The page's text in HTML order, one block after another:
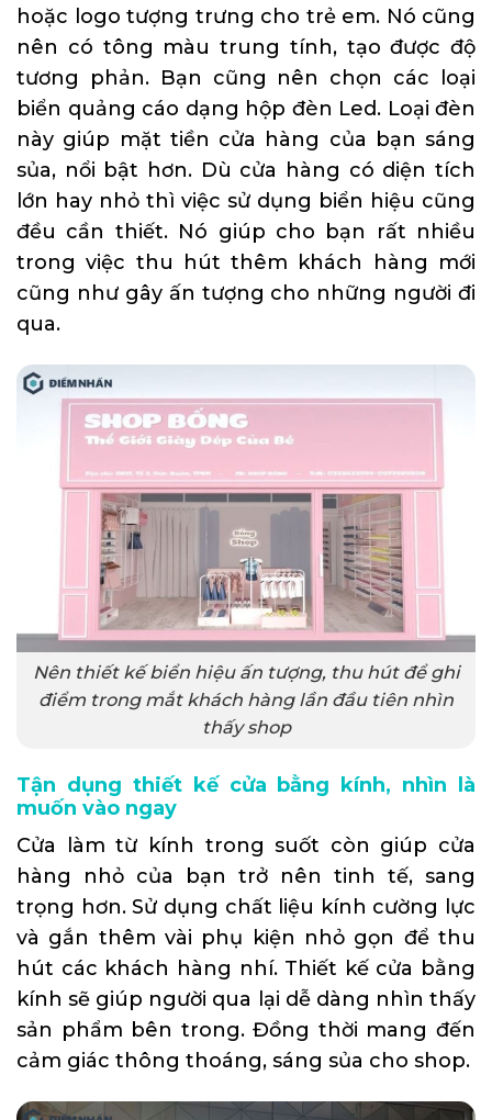
hoặc logo tượng trưng cho trẻ em. Nó cũng
nên có tông màu trung tính, tạo được độ
tương phản. Bạn cũng nên chọn các loại
biển quảng cáo dạng hộp đèn Led. Loại đèn
này giúp mặt tiền cửa hàng của bạn sáng
sủa, nổi bật hơn. Dù cửa hàng có diện tích
lớn hay nhỏ thì việc sử dụng biển hiệu cũng
đều cần thiết. Nó giúp cho bạn rất nhiều
trong việc thu hút thêm khách hàng mới
cũng như gây ấn tượng cho những người đi
qua.
Nên thiết kế biển hiệu ấn tượng, thu hút để ghi
điểm trong mắt khách hàng lần đầu tiên nhìn
thấy shop
Tận dụng thiết kế cửa bằng kính, nhìn là
muốn vào ngay
Cửa làm từ kính trong suốt còn giúp cửa
hàng nhỏ của bạn trở nên tinh tế, sang
trọng hơn. Sử dụng chất liệu kính cường lực
và gắn thêm vài phụ kiện nhỏ gọn để thu
hút các khách hàng nhí. Thiết kế cửa bằng
kính sẽ giúp người qua lại dễ dàng nhìn thấy
sản phẩm bên trong. Đồng thời mang đến
cảm giác thông thoáng, sáng sủa cho shop.